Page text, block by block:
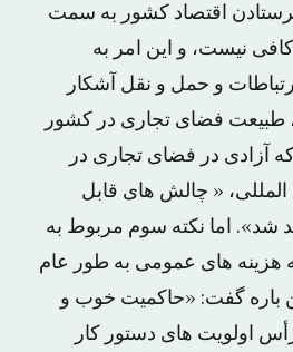
اقتصاد کشور به سمت
نیست، و این امر به
و حمل و نقل آشکار
طبیعت فضای تجاری در کشور
آزادی در فضای تجاری در
« چالش های قابل
شد». اما نکته سوم مربوط به
هزینه های عمومی به طور عام
باره گفت: «حاکمیت خوب و
اولویت های دستور کار